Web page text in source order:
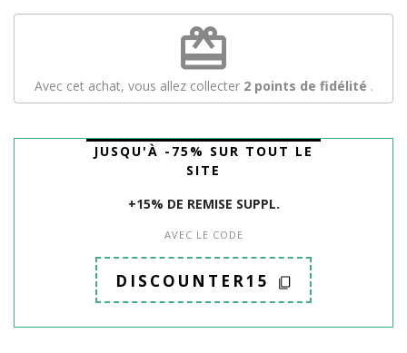
redeem
Avec cet achat, vous allez collecter 2 points de fidélité .
JUSQU'À -75% SUR TOUT LE
SITE
+15% DE REMISE SUPPL.
AVEC LE CODE
DISCOUNTER15